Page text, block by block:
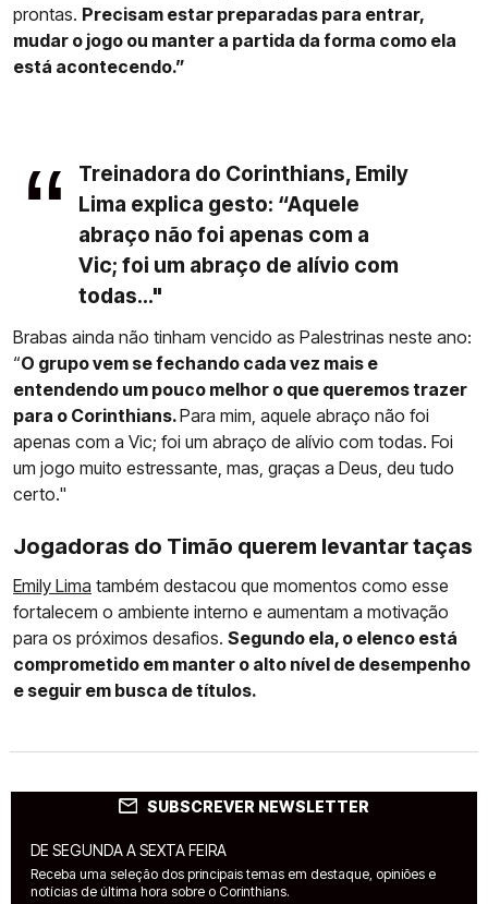
prontas. Precisam estar preparadas para entrar,
mudar o jogo ou manter a partida da forma como ela
está acontecendo.”
Treinadora do Corinthians, Emily
Lima explica gesto: “Aquele
abraço não foi apenas com a
Vic; foi um abraço de alívio com
todas..."
Brabas ainda não tinham vencido as Palestrinas neste ano:
“O grupo vem se fechando cada vez mais e
entendendo um pouco melhor o que queremos trazer
para o Corinthians.Para mim, aquele abraço não foi
apenas com a Vic; foi um abraço de alívio com todas. Foi
um jogo muito estressante, mas, graças a Deus, deu tudo
certo."
Jogadoras do Timão querem levantar taças
Emily Lima também destacou que momentos como esse
fortalecem o ambiente interno e aumentam a motivação
para os próximos desafios. Segundo ela, o elenco está
comprometido em manter o alto nível de desempenho
e seguir em busca de títulos.
SUBSCREVER NEWSLETTER
DE SEGUNDA A SEXTA FEIRA
Receba uma seleção dos principais temas em destaque, opiniões e
notícias de última hora sobre o Corinthians.